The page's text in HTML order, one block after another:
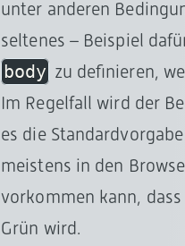
unter anderen
seltenes – Beispiel
body zu definieren,
Im Regelfall wird der
es die
meistens in den
vorkommen kann,
Grün wird.